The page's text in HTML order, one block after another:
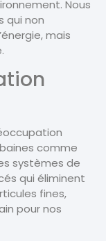
Nous
qui non
mais
comme
systèmes de
qui éliminent
fines,
pour nos